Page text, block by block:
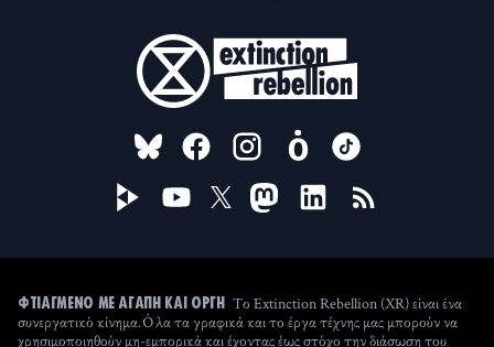
FOLLOW US ON
ΦΤΙΑΓΜΈΝΟ ΜΕ ΑΓΆΠΗ ΚΑΙ ΟΡΓΉ
Το Extinction Rebellion (XR) είναι ένα
συνεργατικό κίνημα. Όλα τα γραφικά και το έργα τέχνης μας μπορούν να
χρησιμοποιηθούν μη-εμπορικά και έχοντας έως στόχο την διάσωση του